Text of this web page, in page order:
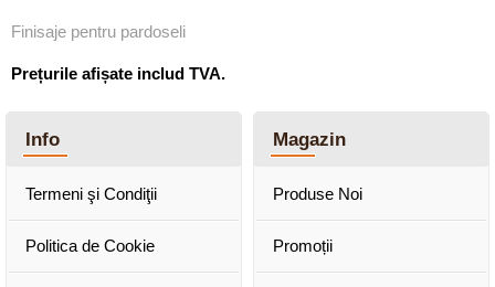
Finisaje pentru pardoseli
Prețurile afișate includ TVA.
Info
Termeni şi Condiţii
Politica de Cookie
Magazin
Produse Noi
Promoții